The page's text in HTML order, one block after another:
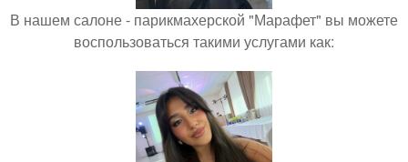
В нашем салоне - парикмахерской "Марафет" вы можете
воспользоваться такими услугами как: